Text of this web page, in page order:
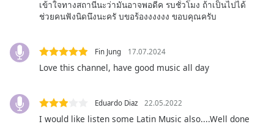
Fullscreen
Beginning
เข้าใจทางสถานีนะว่ามันอาจพอดีค รบชั่วโมง ถ้าเป็นไปได้
ช่วยคนฟังนิดนึงนะครั บขอร้องงงงงง ขอบคุณครับ
Fin Jung 17.07.2024
Love this channel, have good music all day
Eduardo Diaz 22.05.2022
I would like listen some Latin Music also....Well done